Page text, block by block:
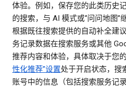
体验。例如，保存您的此类历史
的搜索，与 AI 模式或“问问地图”
根据既往搜索提供的自动补全建
务记录数据在搜索服务或其他
推荐内容和体验，具体取决于您的
性化推荐”设置处于开启状态，搜
账号中的信息（包括搜索服务记